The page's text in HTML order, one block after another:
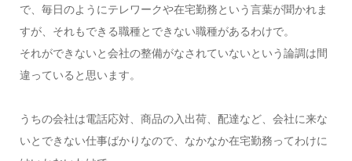
で、毎日のようにテレワークや在宅勤務という言葉が聞かれま
すが、それもできる職種とできない職種があるわけで。
それができないと会社の整備がなされていないという論調は間
違っていると思います。
うちの会社は電話応対、商品の入出荷、配達など、会社に来な
いとできない仕事ばかりなので、なかなか在宅勤務ってわけに